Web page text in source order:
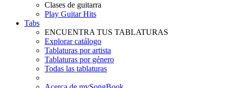
Clases de guitarra
Play Guitar Hits
Tabs
ENCUENTRA TUS TABLATURAS
Explorar catálogo
Tablaturas por artista
Tablaturas por género
Todas las tablaturas